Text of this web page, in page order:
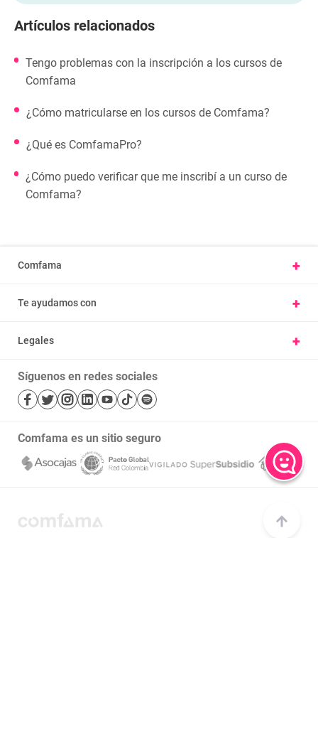
Artículos relacionados
Tengo problemas con la inscripción a los cursos de
Comfama
¿Cómo matricularse en los cursos de Comfama?
¿Qué es ComfamaPro?
¿Cómo puedo verificar que me inscribí a un curso de
Comfama?
Comfama +
Presentar una petición u observación
Trabaje con nosotros
Te ayudamos con +
Parques
Salud
Bibliotecas
Legales +
Términos y condiciones
Mapa de sitio
Síguenos en redes sociales
Comfama es un sitio seguro